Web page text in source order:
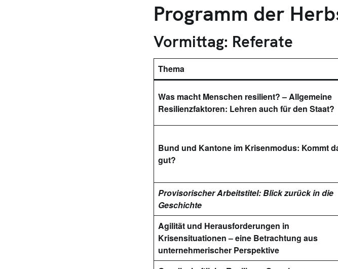
Programm der
Vormittag: Referate
Thema
Was macht Menschen resilient? – Allgemeine
Resilienzfaktoren: Lehren auch für den Staat?
Bund und Kantone im Krisenmodus: Kommt
gut?
Provisorischer Arbeitstitel: Blick zurück in die
Geschichte
Agilität und Herausforderungen in
Krisensituationen – eine Betrachtung aus
unternehmerischer Perspektive